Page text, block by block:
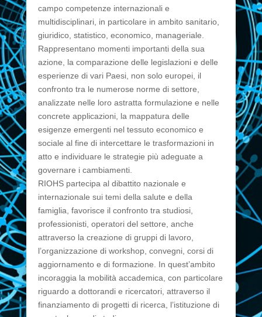
campo competenze internazionali e
multidisciplinari, in particolare in ambito sanitario,
giuridico, statistico, economico, manageriale.
Rappresentano momenti importanti della sua
azione, la comparazione delle legislazioni e delle
esperienze di vari Paesi, non solo europei, il
confronto tra le numerose norme di settore,
analizzate nelle loro astratta formulazione e nelle
concrete applicazioni, la mappatura delle
esigenze emergenti nel tessuto economico e
sociale al fine di intercettare le trasformazioni in
atto e individuare le strategie più adeguate a
governare i cambiamenti.
RIOHS partecipa al dibattito nazionale e
internazionale sui temi della salute e della
famiglia, favorisce il confronto tra studiosi,
professionisti, operatori del settore, anche
attraverso la creazione di gruppi di lavoro,
l’organizzazione di workshop, convegni, corsi di
aggiornamento e di formazione. In quest’ambito
incoraggia la mobilità accademica, con particolare
riguardo a dottorandi e ricercatori, attraverso il
finanziamento di progetti di ricerca, l’istituzione di